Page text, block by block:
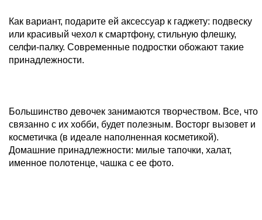
Как вариант, подарите ей аксессуар к гаджету: подвеску
или красивый чехол к смартфону, стильную флешку,
селфи-палку. Современные подростки обожают такие
принадлежности.
Большинство девочек занимаются творчеством. Все, что
связанно с их хобби, будет полезным. Восторг вызовет и
косметичка (в идеале наполненная косметикой).
Домашние принадлежности: милые тапочки, халат,
именное полотенце, чашка с ее фото.